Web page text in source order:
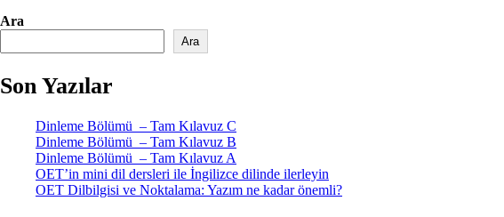
Ara
Ara
Son Yazılar
Dinleme Bölümü – Tam Kılavuz C
Dinleme Bölümü – Tam Kılavuz B
Dinleme Bölümü – Tam Kılavuz A
OET’in mini dil dersleri ile İngilizce dilinde ilerleyin
OET Dilbilgisi ve Noktalama: Yazım ne kadar önemli?